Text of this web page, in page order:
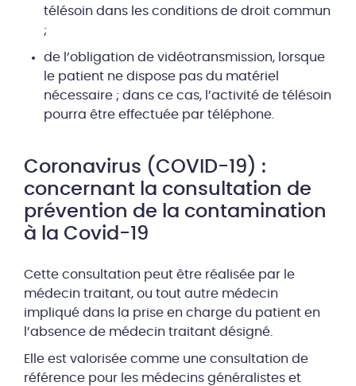
télésoin dans les conditions de droit commun
;
de l’obligation de vidéotransmission, lorsque
le patient ne dispose pas du matériel
nécessaire ; dans ce cas, l’activité de télésoin
pourra être effectuée par téléphone.
Coronavirus (COVID-19) :
concernant la consultation de
prévention de la contamination
à la Covid-19
Cette consultation peut être réalisée par le
médecin traitant, ou tout autre médecin
impliqué dans la prise en charge du patient en
l’absence de médecin traitant désigné.
Elle est valorisée comme une consultation de
référence pour les médecins généralistes et